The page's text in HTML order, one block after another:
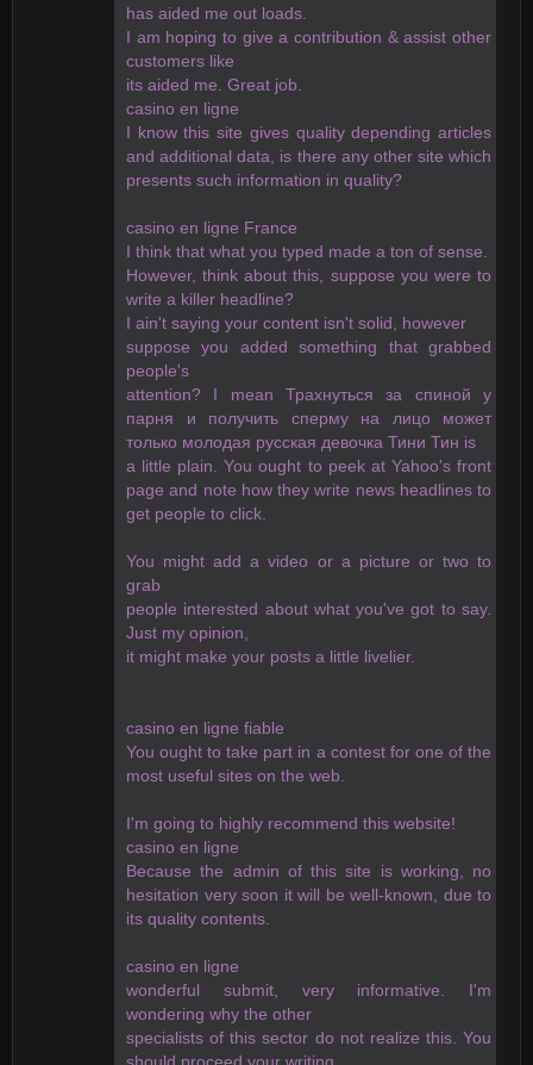
has aided me out loads.
I am hoping to give a contribution & assist other
customers like
its aided me. Great job.
casino en ligne
I know this site gives quality depending articles
and additional data, is there any other site which
presents such information in quality?
casino en ligne France
I think that what you typed made a ton of sense.
However, think about this, suppose you were to
write a killer headline?
I ain't saying your content isn't solid, however
suppose you added something that grabbed
people's
attention? I mean Трахнуться за спиной у
парня и получить сперму на лицо может
только молодая русская девочка Тини Тин is
a little plain. You ought to peek at Yahoo's front
page and note how they write news headlines to
get people to click.
You might add a video or a picture or two to
grab
people interested about what you've got to say.
Just my opinion,
it might make your posts a little livelier.
casino en ligne fiable
You ought to take part in a contest for one of the
most useful sites on the web.
I'm going to highly recommend this website!
casino en ligne
Because the admin of this site is working, no
hesitation very soon it will be well-known, due to
its quality contents.
casino en ligne
wonderful submit, very informative. I'm
wondering why the other
specialists of this sector do not realize this. You